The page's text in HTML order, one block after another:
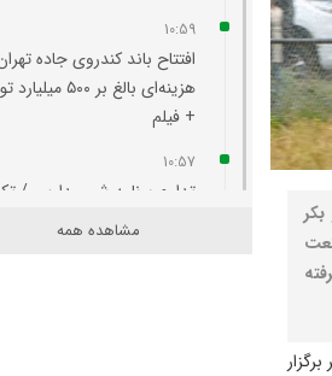
10:59
افتتاح باند کندروی جاده
هزینه‌ای بالغ بر ۵۰۰
+ فیلم
10:57
تداوم برنامه شیر مدارس /
برنامه با توزیع سایر اقلام غذایی
مشاهده همه